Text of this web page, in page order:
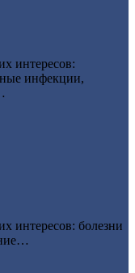
интересов:
инфекции,
интересов: болезни